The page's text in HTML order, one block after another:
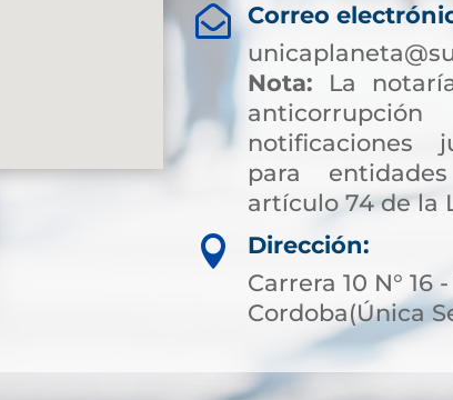

Correo
Nota: La
notificaciones
para
artículo 74 de la

Dirección:
Carrera 10 N° 16
Cordoba(Única